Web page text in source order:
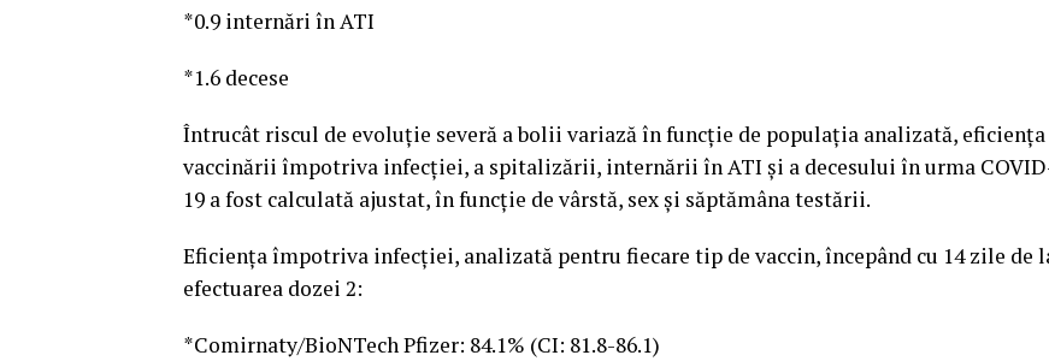
*0.9 internări în ATI
*1.6 decese
Întrucât riscul de evoluţie severă a bolii variază în funcţie de populaţia analizată, eficienţa
vaccinării împotriva infecţiei, a spitalizării, internării în ATI şi a decesului în urma
19 a fost calculată ajustat, în funcţie de vârstă, sex şi săptămâna testării.
Eficienţa împotriva infecţiei, analizată pentru fiecare tip de vaccin, începând cu 14 zile de
efectuarea dozei 2:
*Comirnaty/BioNTech Pfizer: 84.1% (CI: 81.8-86.1)